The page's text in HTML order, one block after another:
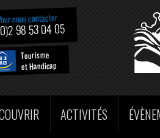
nous contacter
98 53 04 05
Tourisme
et Handicap
ACTIVITÉS